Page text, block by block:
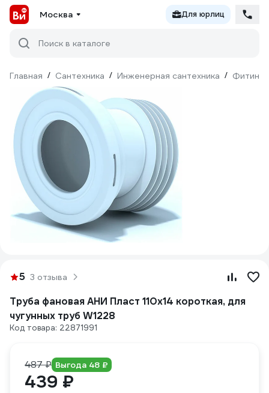
Москва Для юрлиц
Поиск в каталоге
Главная / Сантехника / Инженерная сантехника / Фитинги
5 3 отзыва
Труба фановая АНИ Пласт 110х14 короткая, для
чугунных труб W1228
Код товара: 22871991
487 ₽ Выгода 48 ₽
439 ₽